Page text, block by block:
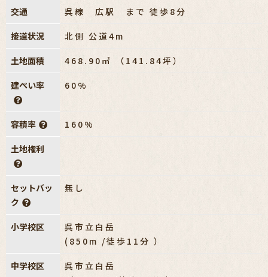
交通 呉線 広駅 まで 徒歩8分
接道状況 北側 公道4m
土地面積 468.90㎡ （141.84坪）
建ぺい率 60%
容積率 160%
土地権利
セットバッ
ク
無し
小学校区
呉市立白岳
(850m /徒歩11分 ）
中学校区
呉市立白岳